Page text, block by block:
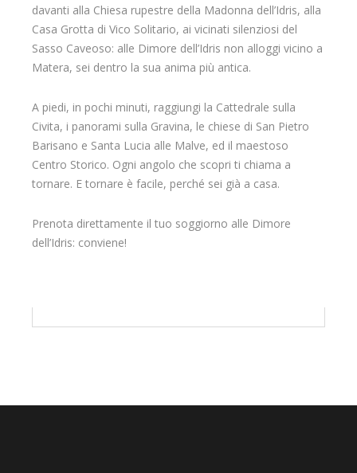
davanti alla Chiesa rupestre della Madonna dell’Idris, alla
Casa Grotta di Vico Solitario, ai vicinati silenziosi del
Sasso Caveoso: alle Dimore dell’Idris non alloggi vicino a
Matera, sei dentro la sua anima più antica.
A piedi, in pochi minuti, raggiungi la Cattedrale sulla
Civita, i panorami sulla Gravina, le chiese di San Pietro
Barisano e Santa Lucia alle Malve, ed il maestoso
Centro Storico. Ogni angolo che scopri ti chiama a
tornare. E tornare è facile, perché sei già a casa.
Prenota direttamente il tuo soggiorno alle Dimore
dell’Idris: conviene!